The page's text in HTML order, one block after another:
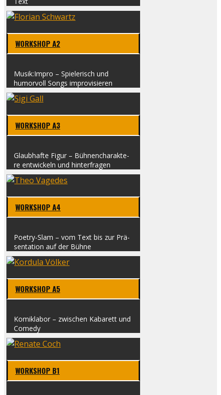
WORK­SHOP A2
Musik:Impro – Spie­le­risch und
humor­voll Songs impro­vi­sie­ren
WORK­SHOP A3
Glaub­haf­te Figur – Büh­nen­cha­rak­te­
re ent­wi­ckeln und hin­ter­fra­gen
WORK­SHOP A4
Poe­t­ry-Slam – vom Text bis zur Prä­
sen­ta­ti­on auf der Büh­ne
WORK­SHOP A5
Komi­k­la­bor – zwi­schen Kaba­rett und
Come­dy
WORK­SHOP B1